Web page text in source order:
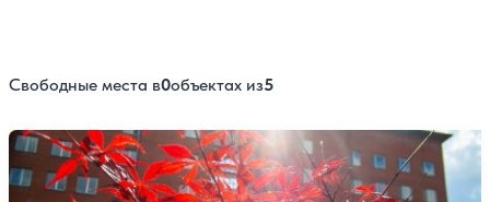
Свободные места в0объектах из5
Санаторий Железнодорожник
4.611 отзывов
Новокузнецк
Нет цен или свободных мест на выбранные даты
Выбрать другой вариант